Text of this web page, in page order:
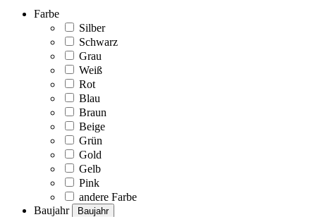
Farbe
Silber
Schwarz
Grau
Weiß
Rot
Blau
Braun
Beige
Grün
Gold
Gelb
Pink
andere Farbe
Baujahr
Baujahr